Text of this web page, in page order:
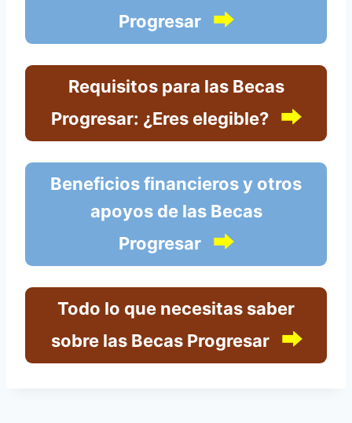
Progresar
⮕
Requisitos para las Becas
Progresar: ¿Eres elegible?
⮕
Beneficios financieros y otros
apoyos de las Becas
Progresar
⮕
Todo lo que necesitas saber
sobre las Becas Progresar
⮕